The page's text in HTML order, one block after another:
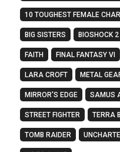
10 TOUGHEST FEMALE
BIG SISTERS BIOSHOCK 2
FAITH FINAL FANTASY VI
LARA CROFT METAL
MIRROR'S EDGE SAMUS
STREET FIGHTER TERRA
TOMB RAIDER